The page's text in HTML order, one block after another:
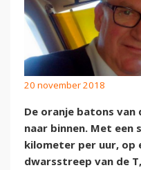
20 november 2018
De oranje batons van
naar binnen. Met een
kilometer per uur, op
dwarsstreep van de